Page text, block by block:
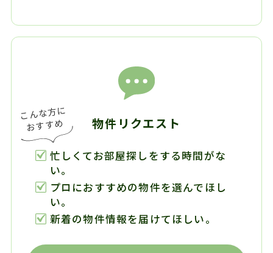
物件リクエスト
忙しくてお部屋探しをする時間がな
い。
プロにおすすめの物件を選んでほし
い。
新着の物件情報を届けてほしい。